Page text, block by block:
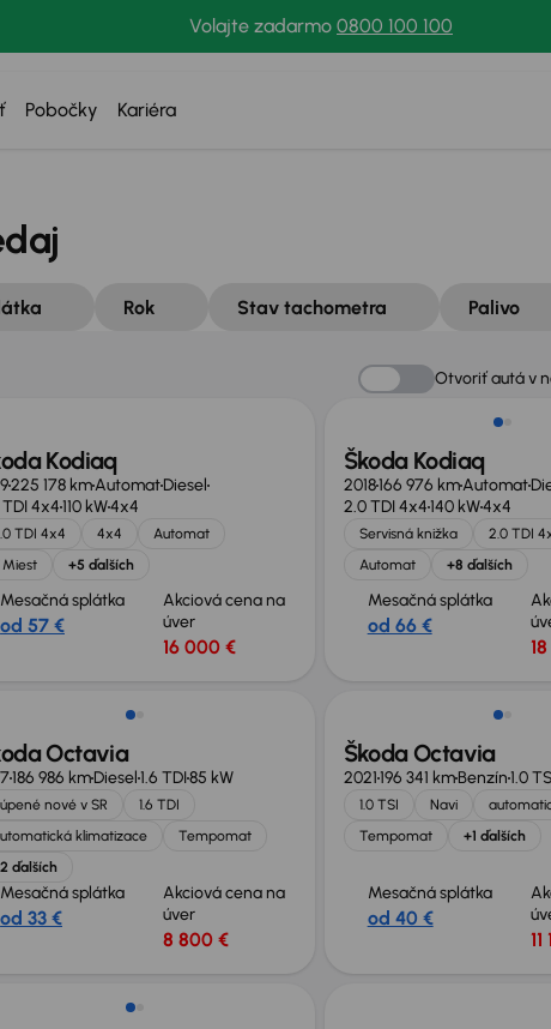
Volajte zadarmo 0800 100 100
Pobočky Kariéra
Rok Stav tachometra Palivo
Otvoriť autá v
Kodiaq
225 178 kmAutomatDiesel
4x4110 kW4x4
TDI 4x4 4x4
Automat
Miest
+5 ďalších
Mesačná splátka
od 57 €
Akciová cena na
úver
16 000 €
Škoda Kodiaq
2018166 976 kmAutomat
2.0 TDI 4x4140 kW4x4
Servisná knižka 2.0 TDI
Automat
+8 ďalších
Mesačná splátka
od 66 €
Octavia
186 986 kmDiesel1.6 TDI85 kW
nové v SR
1.6 TDI
klimatizace
Tempomat
ďalších
Mesačná splátka
od 33 €
Akciová cena na
úver
8 800 €
Škoda Octavia
2021196 341 kmBenzín1.0
1.0 TSI Navi
Tempomat
+1 ďalších
Mesačná splátka
od 40 €
Možnosť odpočtu DPH